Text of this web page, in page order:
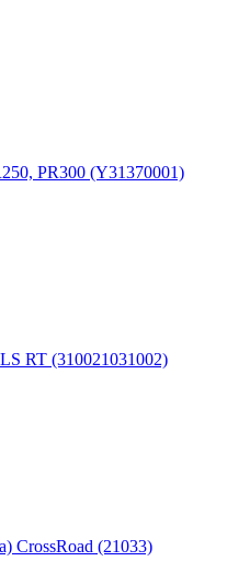
PR300 (Y31370001)
RT (310021031002)
CrossRoad (21033)